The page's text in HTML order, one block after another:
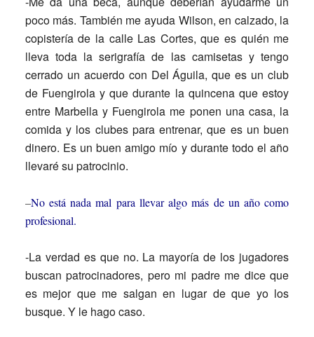
poco más. También me ayuda Wilson, en calzado, la
copistería de la calle Las Cortes, que es quién me
lleva toda la serigrafía de las camisetas y tengo
cerrado un acuerdo con Del Águila, que es un club
de Fuengirola y que durante la quincena que estoy
entre Marbella y Fuengirola me ponen una casa, la
comida y los clubes para entrenar, que es un buen
dinero. Es un buen amigo mío y durante todo el año
llevaré su patrocinio.
–No está nada mal para llevar algo más de un año como
profesional.
-La verdad es que no. La mayoría de los jugadores
buscan patrocinadores, pero mi padre me dice que
es mejor que me salgan en lugar de que yo los
busque. Y le hago caso.